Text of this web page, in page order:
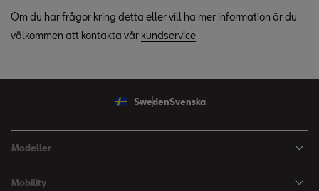
Om du har frågor kring detta eller vill ha mer information är du
välkommen att kontakta vår kundservice
SwedenSvenska
Modeller
Mobility